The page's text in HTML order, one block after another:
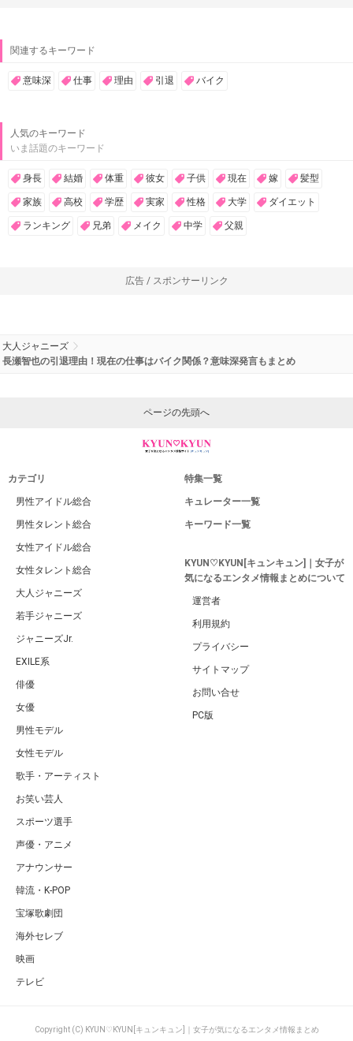
関連するキーワード
意味深 仕事 理由 引退 バイク
人気のキーワード
いま話題のキーワード
身長 結婚 体重 彼女 子供 現在 嫁 髪型
家族 高校 学歴 実家 性格 大学 ダイエット
ランキング 兄弟 メイク 中学 父親
広告 / スポンサーリンク
大人ジャニーズ
長瀬智也の引退理由！現在の仕事はバイク関係？意味深発言もまとめ
ページの先頭へ
カテゴリ
男性アイドル総合
男性タレント総合
女性アイドル総合
女性タレント総合
大人ジャニーズ
若手ジャニーズ
ジャニーズJr.
EXILE系
俳優
女優
男性モデル
女性モデル
歌手・アーティスト
お笑い芸人
スポーツ選手
声優・アニメ
アナウンサー
韓流・K-POP
宝塚歌劇団
海外セレブ
映画
テレビ
特集一覧
キュレーター一覧
キーワード一覧
KYUN♡KYUN[キュンキュン]｜女子が
気になるエンタメ情報まとめについて
運営者
利用規約
プライバシー
サイトマップ
お問い合せ
PC版
Copyright (C) KYUN♡KYUN[キュンキュン]｜女子が気になるエンタメ情報まとめ